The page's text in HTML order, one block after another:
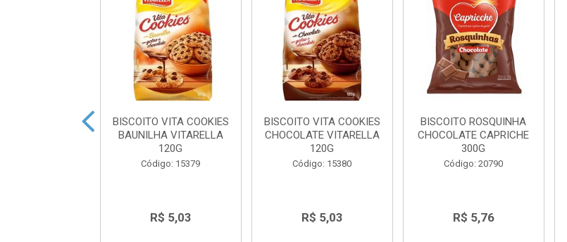
BISCOITO VITA COOKIES
BAUNILHA VITARELLA
120G
Código: 15379
R$ 5,03
BISCOITO VITA COOKIES
CHOCOLATE VITARELLA
120G
Código: 15380
R$ 5,03
BISCOITO ROSQUINHA
CHOCOLATE CAPRICHE
300G
Código: 20790
R$ 5,76